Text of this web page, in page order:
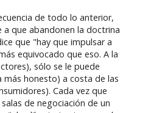
de todo lo anterior,
que abandonen la doctrina
que "hay que impulsar a
equivocado que eso. A la
sólo se le puede
honesto) a costa de las
Cada vez que
de negociación de un